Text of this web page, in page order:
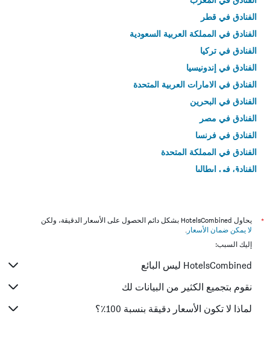
الفنادق في قطر
الفنادق في المملكة العربية السعودية
الفنادق في تركيا
الفنادق في إندونيسيا
الفنادق في الامارات العربية المتحدة
الفنادق في البحرين
الفنادق في مصر
الفنادق في فرنسا
الفنادق في المملكة المتحدة
الفنادق في إيطاليا
*
يحاول HotelsCombined بشكل دائم الحصول على الأسعار الدقيقة، ولكن
لا يمكن ضمان الأسعار .
إليك السبب:
HotelsCombined ليس البائع
نقوم بتجميع الكثير من البيانات لك
لماذا لا تكون الأسعار دقيقة بنسبة 100٪؟